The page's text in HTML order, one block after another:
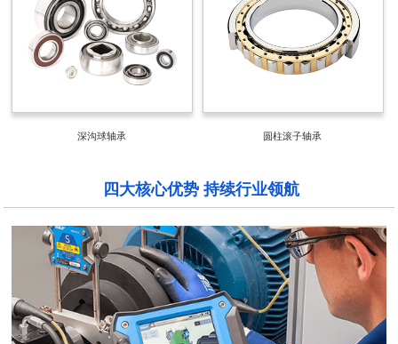
深沟球轴承 圆柱滚子轴承
四大核心优势 持续行业领航